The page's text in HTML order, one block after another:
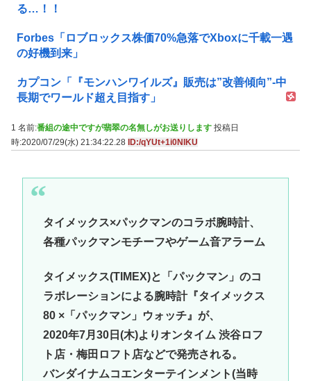
る…！！
Forbes「ロブロックス株価70%急落でXboxに千載一遇
の好機到来」
カプコン「『モンハンワイルズ』販売は”改善傾向”-中
長期でワールド超え目指す」
1 名前:番組の途中ですが翡翠の名無しがお送りします 投稿日
時:2020/07/29(水) 21:34:22.28 ID:/qYUt+1i0NIKU
タイメックス×パックマンのコラボ腕時計、
各種パックマンモチーフやゲーム音アラーム
タイメックス(TIMEX)と「パックマン」のコ
ラボレーションによる腕時計『タイメックス
80 ×「パックマン」ウォッチ』が、
2020年7月30日(木)よりオンタイム 渋谷ロフ
ト店・梅田ロフト店などで発売される。
バンダイナムコエンターテインメント(当時